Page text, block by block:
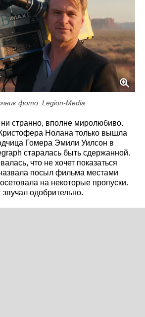
фото: Legion-Media
ни странно, вполне миролюбиво.
Нолана только вышла
Гомера Эмили Уилсон в
старалась быть сдержанной.
что не хочет показаться
посыл фильма местами
на некоторые пропуски.
одобрительно.